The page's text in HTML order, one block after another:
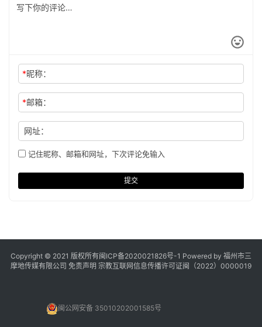
*昵称：
*邮箱：
网址：
记住昵称、邮箱和网址，下次评论免输入
提交
Copyright © 2021 版权所有闽ICP备2020021826号-1 Powered by 福州市三
摩地传媒有限公司 免责声明 宗教互联网信息传播许可证闽（2022）0000019
闽公网安备 35010202001585号